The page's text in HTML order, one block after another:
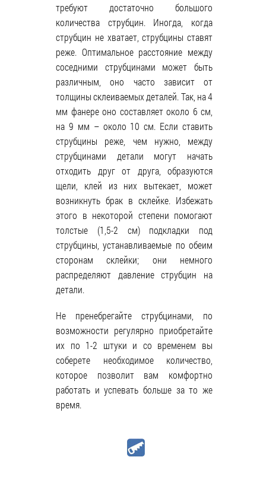
требуют достаточно большого
количества струбцин. Иногда, когда
струбцин не хватает, струбцины ставят
реже. Оптимальное расстояние между
соседними струбцинами может быть
различным, оно часто зависит от
толщины склеиваемых деталей. Так, на 4
мм фанере оно составляет около 6 см,
на 9 мм – около 10 см. Если ставить
струбцины реже, чем нужно, между
струбцинами детали могут начать
отходить друг от друга, образуются
щели, клей из них вытекает, может
возникнуть брак в склейке. Избежать
этого в некоторой степени помогают
толстые (1,5-2 см) подкладки под
струбцины, устанавливаемые по обеим
сторонам склейки; они немного
распределяют давление струбцин на
детали.
Не пренебрегайте струбцинами, по
возможности регулярно приобретайте
их по 1-2 штуки и со временем вы
соберете необходимое количество,
которое позволит вам комфортно
работать и успевать больше за то же
время.